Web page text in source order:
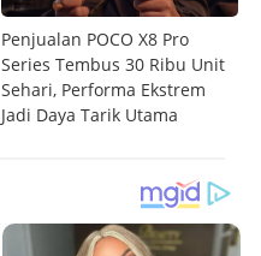
Penjualan POCO X8 Pro
Series Tembus 30 Ribu Unit
Sehari, Performa Ekstrem
Jadi Daya Tarik Utama